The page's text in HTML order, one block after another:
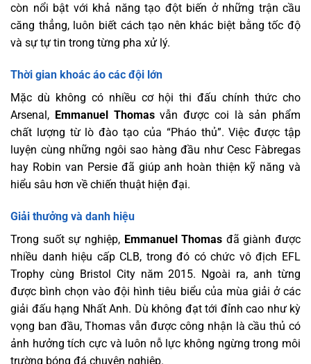
còn nổi bật với khả năng tạo đột biến ở những trận cầu
căng thẳng, luôn biết cách tạo nên khác biệt bằng tốc độ
và sự tự tin trong từng pha xử lý.
Thời gian khoác áo các đội lớn
Mặc dù không có nhiều cơ hội thi đấu chính thức cho
Arsenal, Emmanuel Thomasvẫn được coi là sản phẩm
chất lượng từ lò đào tạo của “Pháo thủ”. Việc được tập
luyện cùng những ngôi sao hàng đầu như Cesc Fàbregas
hay Robin van Persie đã giúp anh hoàn thiện kỹ năng và
hiểu sâu hơn về chiến thuật hiện đại.
Giải thưởng và danh hiệu
Trong suốt sự nghiệp, Emmanuel Thomas đã giành được
nhiều danh hiệu cấp CLB, trong đó có chức vô địch EFL
Trophy cùng Bristol City năm 2015. Ngoài ra, anh từng
được bình chọn vào đội hình tiêu biểu của mùa giải ở các
giải đấu hạng Nhất Anh. Dù không đạt tới đỉnh cao như kỳ
vọng ban đầu, Thomas vẫn được công nhận là cầu thủ có
ảnh hưởng tích cực và luôn nỗ lực không ngừng trong môi
trường bóng đá chuyên nghiệp.